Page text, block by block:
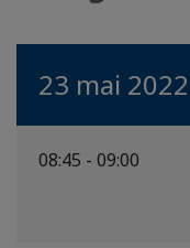
23 mai 2022
08:45 - 09:00